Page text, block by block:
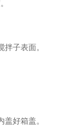
子表面。
好箱盖。